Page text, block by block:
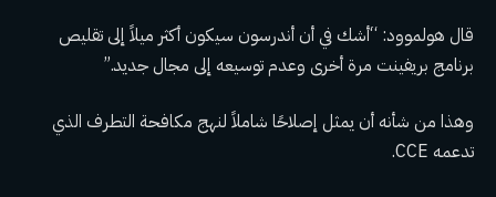
قال هولموود: “أشك في أن أندرسون سيكون أكثر ميلاً إلى تقليص
برنامج بريفينت مرة أخرى وعدم توسيعه إلى مجال جديد.”
وهذا من شأنه أن يمثل إصلاحًا شاملاً لنهج مكافحة التطرف الذي
تدعمه CCE.